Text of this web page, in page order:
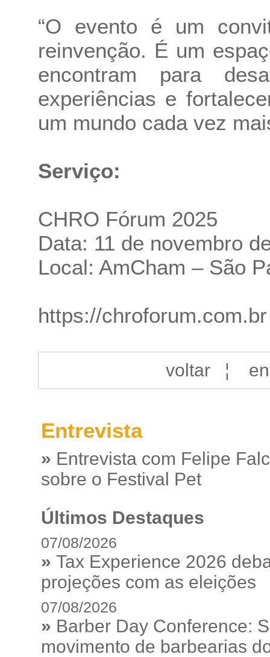
“O evento é um
reinvenção. É um
encontram para
experiências e
um mundo cada vez
Serviço:
CHRO Fórum 2025
Data: 11 de novembro
Local: AmCham – São
https://chroforum.com.br
voltar¦
Entrevista
» Entrevista com Felipe
sobre o Festival Pet
Últimos Destaques
07/08/2026
» Tax Experience 2026
projeções com as eleições
07/08/2026
» Barber Day Conference:
movimento de barbearias